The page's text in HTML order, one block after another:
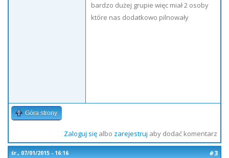
bardzo dużej grupie więc miał 2 osoby
które nas dodatkowo pilnowały
Góra strony
Zaloguj sięalbo zarejestruj aby dodać komentarz
śr., 07/01/2015 - 16:16
#3